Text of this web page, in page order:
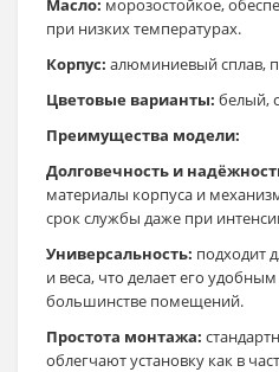
Масло: морозостойкое,
при низких температурах.
Корпус: алюминиевый сплав,
Цветовые варианты: белый,
Преимущества модели:
Долговечность и
материалы корпуса и
срок службы даже при
Универсальность: подходит
и веса, что делает его
большинстве помещений.
Простота монтажа:
облегчают установку как в